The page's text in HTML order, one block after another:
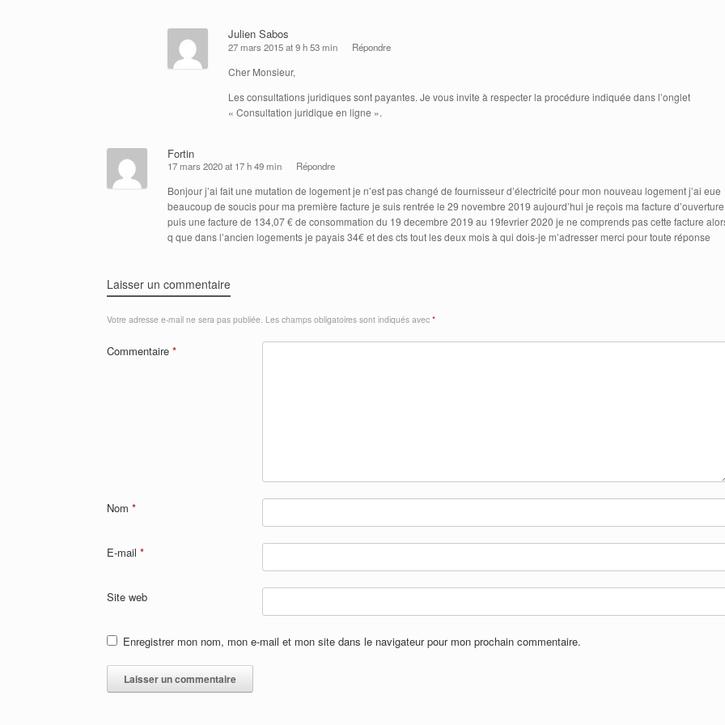
Julien Sabos
27 mars 2015 at 9 h 53 min Répondre
Cher Monsieur,
Les consultations juridiques sont payantes. Je vous invite à respecter la procédure indiquée dans l’onglet
« Consultation juridique en ligne ».
Fortin
17 mars 2020 at 17 h 49 min Répondre
Bonjour j’ai fait une mutation de logement je n’est pas changé de fournisseur d’électricité pour mon nouveau logement j’ai eue
beaucoup de soucis pour ma première facture je suis rentrée le 29 novembre 2019 aujourd’hui je reçois ma facture d’ouverture
puis une facture de 134,07 € de consommation du 19 decembre 2019 au 19fevrier 2020 je ne comprends pas cette facture
q que dans l’ancien logements je payais 34€ et des cts tout les deux mois à qui dois-je m’adresser merci pour toute réponse
Laisser un commentaire
Votre adresse e-mail ne sera pas publiée. Les champs obligatoires sont indiqués avec *
Commentaire *
Nom *
E-mail *
Site web
Enregistrer mon nom, mon e-mail et mon site dans le navigateur pour mon prochain commentaire.